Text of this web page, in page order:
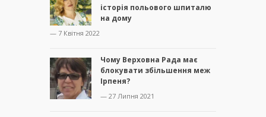
історія польового шпиталю
на дому
— 7 Квітня 2022
Чому Верховна Рада має
блокувати збільшення меж
Ірпеня?
— 27 Липня 2021